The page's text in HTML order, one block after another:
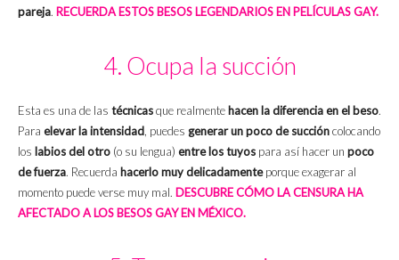
pareja. RECUERDA ESTOS BESOS LEGENDARIOS EN PELÍCULAS GAY.
4. Ocupa la succión
Esta es una de las técnicasque realmente hacen la diferencia en el beso.
Para elevar la intensidad, puedes generar un poco de succióncolocando
los labios del otro (o su lengua) entre los tuyos para así hacer un poco
de fuerza. Recuerda hacerlo muy delicadamenteporque exagerar al
momento puede verse muy mal. DESCUBRE CÓMO LA CENSURA HA
AFECTADO A LOS BESOS GAY EN MÉXICO.